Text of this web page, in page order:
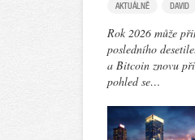
AKTUÁLNĚ DAVID
Rok 2026 může
posledního
a Bitcoin znovu
pohled se…